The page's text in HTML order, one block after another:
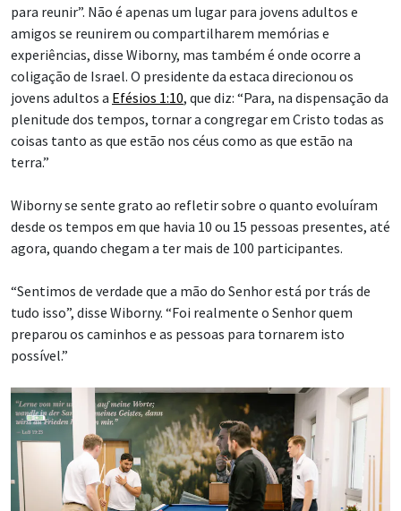
para reunir”. Não é apenas um lugar para jovens adultos e
amigos se reunirem ou compartilharem memórias e
experiências, disse Wiborny, mas também é onde ocorre a
coligação de Israel. O presidente da estaca direcionou os
jovens adultos a Efésios 1:10, que diz: “Para, na dispensação da
plenitude dos tempos, tornar a congregar em Cristo todas as
coisas tanto as que estão nos céus como as que estão na
terra.”
Wiborny se sente grato ao refletir sobre o quanto evoluíram
desde os tempos em que havia 10 ou 15 pessoas presentes, até
agora, quando chegam a ter mais de 100 participantes.
“Sentimos de verdade que a mão do Senhor está por trás de
tudo isso”, disse Wiborny. “Foi realmente o Senhor quem
preparou os caminhos e as pessoas para tornarem isto
possível.”